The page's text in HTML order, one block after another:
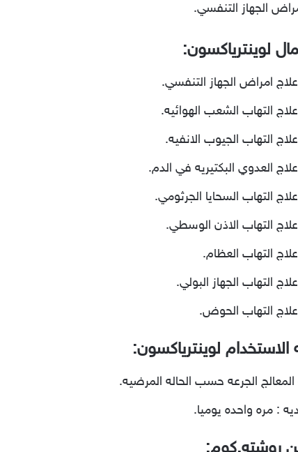
الجهاز التنفسي.
لوينترياكسون:
امراض الجهاز التنفسي.
التهاب الشعب الهوائيه.
التهاب الجيوب الانفيه.
العدوي البكتيريه في الدم.
التهاب السحايا الجرثومي.
التهاب الاذن الوسطي.
التهاب العظام.
التهاب الجهاز البولي.
التهاب الحوض.
الاستخدام لوينترياكسون:
الجرعه حسب الحاله المرضيه.
: مره واحده يوميا.